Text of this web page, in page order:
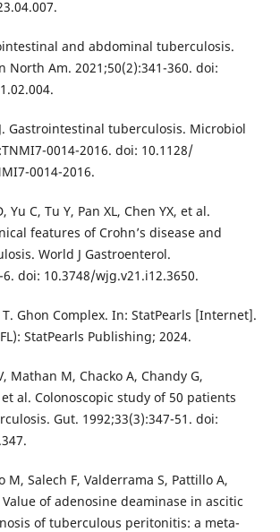
and abdominal tuberculosis.
North Am. 2021;50(2):341-360. doi:
Gastrointestinal tuberculosis. Microbiol
0014-2016. doi: 10.1128/
0014-2016.
Yu C, Tu Y, Pan XL, Chen YX, et al.
features of Crohn’s disease and
World J Gastroenterol.
6. doi: 10.3748/wjg.v21.i12.3650.
T. Ghon Complex. In: StatPearls [Internet].
StatPearls Publishing; 2024.
Mathan M, Chacko A, Chandy G,
al. Colonoscopic study of 50 patients
Gut. 1992;33(3):347-51. doi:
M, Salech F, Valderrama S, Pattillo A,
of adenosine deaminase in ascitic
of tuberculous peritonitis: a meta-